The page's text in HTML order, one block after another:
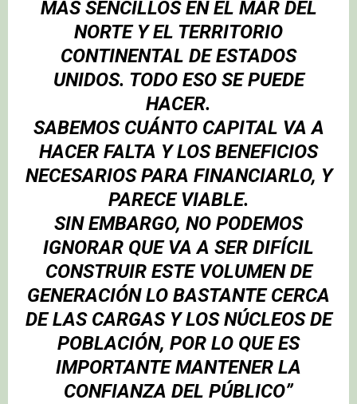
MÁS SENCILLOS EN EL MAR DEL
NORTE Y EL TERRITORIO
CONTINENTAL DE ESTADOS
UNIDOS. TODO ESO SE PUEDE
HACER.
SABEMOS CUÁNTO CAPITAL VA A
HACER FALTA Y LOS BENEFICIOS
NECESARIOS PARA FINANCIARLO, Y
PARECE VIABLE.
SIN EMBARGO, NO PODEMOS
IGNORAR QUE VA A SER DIFÍCIL
CONSTRUIR ESTE VOLUMEN DE
GENERACIÓN LO BASTANTE CERCA
DE LAS CARGAS Y LOS NÚCLEOS DE
POBLACIÓN, POR LO QUE ES
IMPORTANTE MANTENER LA
CONFIANZA DEL PÚBLICO”